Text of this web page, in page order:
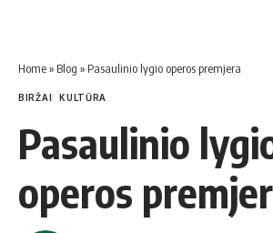
Home» Blog » Pasaulinio lygio operos premjera
BIRŽAI KULTŪRA
Pasaulinio
operos